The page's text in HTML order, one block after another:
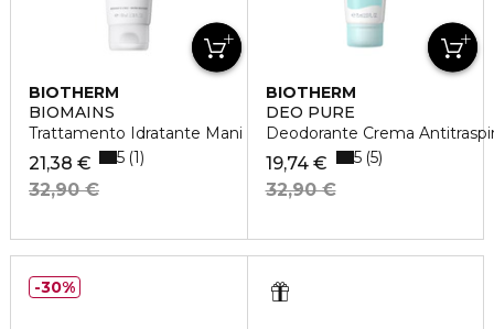
BIOTHERM
BIOMAINS
Trattamento Idratante Mani
21,38 €
32,90 €
5 1
BIOTHERM
DEO PURE
Deodorante Crema
19,74 €
32,90 €
5 5
30%